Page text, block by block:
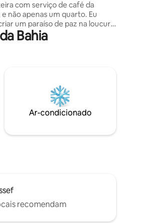
com serviço de café da
não apenas um quarto. Eu
um paraíso de paz na loucura
Marraquexe. Localizado a 1
pé da praça principal Jema El
luxuoso e sereno. Temos
da satisfação dos nossos
e esperamos que você nos
para a sua viagem.
Bahia
Ar-condicionado
recomendam